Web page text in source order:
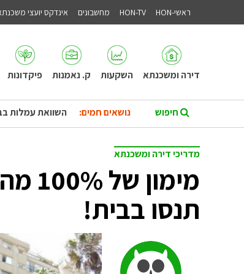
ראשי-HON HON-TV מחשבונים אינדקס יועצי
דירה ומשכנתא השקעות ק. נאמנות פיקדונות
נושאים חמים: השוואת עמלות
מדריכי דירה ומשכנתא
תנסו בבית!